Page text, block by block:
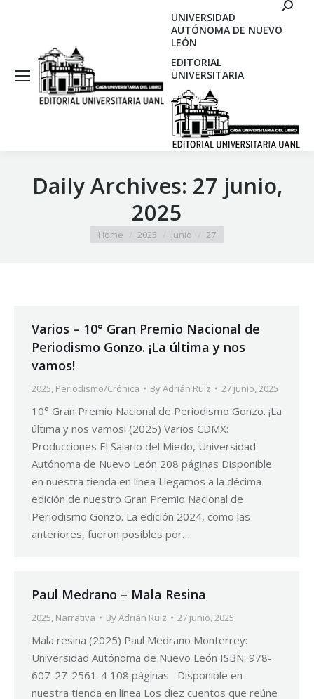
UNIVERSIDAD
AUTÓNOMA DE NUEVO
LEÓN
EDITORIAL
UNIVERSITARIA
Daily Archives: 27 junio,
2025
You are here:
Home 2025 junio 27
Varios – 10° Gran Premio Nacional de
Periodismo Gonzo. ¡La última y nos
vamos!
2025, Periodismo/Crónica ByAdrián Ruiz 27 junio, 2025
10° Gran Premio Nacional de Periodismo Gonzo. ¡La
última y nos vamos! (2025) Varios CDMX:
Producciones El Salario del Miedo, Universidad
Autónoma de Nuevo León 208 páginas Disponible
en nuestra tienda en línea Llegamos a la décima
edición de nuestro Gran Premio Nacional de
Periodismo Gonzo. La edición 2024, como las
anteriores, fueron posibles por…
Paul Medrano – Mala Resina
2025, Narrativa ByAdrián Ruiz 27 junio, 2025
Mala resina (2025) Paul Medrano Monterrey:
Universidad Autónoma de Nuevo León ISBN: 978-
607-27-2561-4 108 páginas Disponible en
nuestra tienda en línea Los diez cuentos que reúne